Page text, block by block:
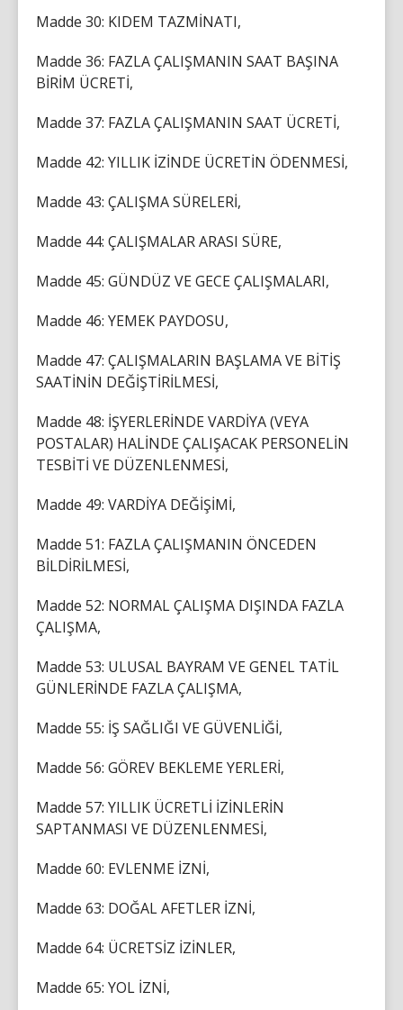
Madde 30: KIDEM TAZMİNATI,
Madde 36: FAZLA ÇALIŞMANIN SAAT BAŞINA
BİRİM ÜCRETİ,
Madde 37: FAZLA ÇALIŞMANIN SAAT ÜCRETİ,
Madde 42: YILLIK İZİNDE ÜCRETİN ÖDENMESİ,
Madde 43: ÇALIŞMA SÜRELERİ,
Madde 44: ÇALIŞMALAR ARASI SÜRE,
Madde 45: GÜNDÜZ VE GECE ÇALIŞMALARI,
Madde 46: YEMEK PAYDOSU,
Madde 47: ÇALIŞMALARIN BAŞLAMA VE BİTİŞ
SAATİNİN DEĞİŞTİRİLMESİ,
Madde 48: İŞYERLERİNDE VARDİYA (VEYA
POSTALAR) HALİNDE ÇALIŞACAK PERSONELİN
TESBİTİ VE DÜZENLENMESİ,
Madde 49: VARDİYA DEĞİŞİMİ,
Madde 51: FAZLA ÇALIŞMANIN ÖNCEDEN
BİLDİRİLMESİ,
Madde 52: NORMAL ÇALIŞMA DIŞINDA FAZLA
ÇALIŞMA,
Madde 53: ULUSAL BAYRAM VE GENEL TATİL
GÜNLERİNDE FAZLA ÇALIŞMA,
Madde 55: İŞ SAĞLIĞI VE GÜVENLİĞİ,
Madde 56: GÖREV BEKLEME YERLERİ,
Madde 57: YILLIK ÜCRETLİ İZİNLERİN
SAPTANMASI VE DÜZENLENMESİ,
Madde 60: EVLENME İZNİ,
Madde 63: DOĞAL AFETLER İZNİ,
Madde 64: ÜCRETSİZ İZİNLER,
Madde 65: YOL İZNİ,